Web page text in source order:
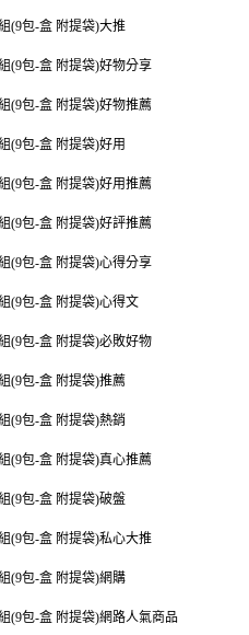
(9包-盒 附提袋)大推
(9包-盒 附提袋)好物分享
(9包-盒 附提袋)好物推薦
(9包-盒 附提袋)好用
(9包-盒 附提袋)好用推薦
(9包-盒 附提袋)好評推薦
(9包-盒 附提袋)心得分享
(9包-盒 附提袋)心得文
(9包-盒 附提袋)必敗好物
(9包-盒 附提袋)推薦
(9包-盒 附提袋)熱銷
(9包-盒 附提袋)真心推薦
(9包-盒 附提袋)破盤
(9包-盒 附提袋)私心大推
(9包-盒 附提袋)網購
(9包-盒 附提袋)網路人氣商品